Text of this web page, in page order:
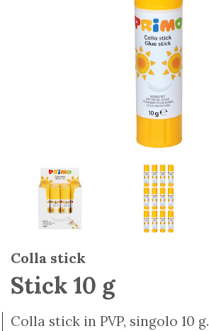
Colla stick
Stick 10 g
Colla stick in PVP, singolo 10 g.